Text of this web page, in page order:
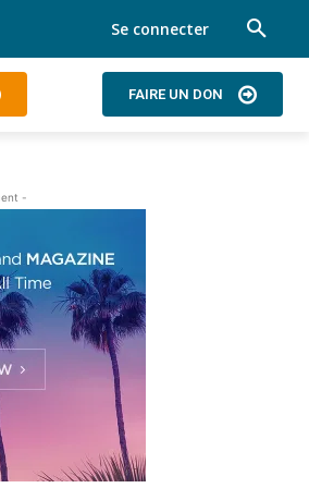
Se connecter
FAIRE UN DON
-